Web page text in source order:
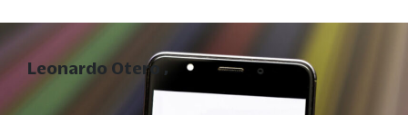
Leonardo Otero